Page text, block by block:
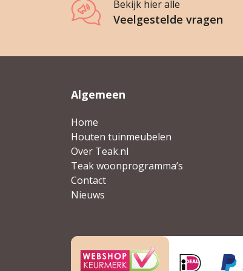
Bekijk hier alle
Veelgestelde vragen
Algemeen
Home
Houten tuinmeubelen
Over Teak.nl
Teak woonprogramma’s
Contact
Nieuws